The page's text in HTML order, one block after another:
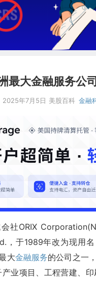
最大金融服务公
2025年7月5日 美股百科 金融
社ORIX
，于1989年改为现用名
大金融服务的公司之一
业项目、工程营建、